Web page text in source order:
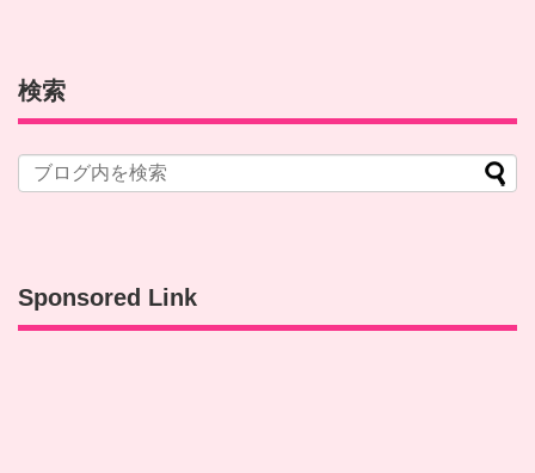
検索
Sponsored Link